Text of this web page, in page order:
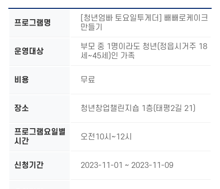
프로그램명
[청년엄빠 토요일투게더] 빼빼로케이크
만들기
운영대상
부모 중 1명이라도 청년(정읍시거주 18
세~45세)인 가족
비용 무료
장소 청년창업챌린지숍 1층(태평2길 21)
프로그램요일별
시간
오전10시~12시
신청기간 2023-11-01 ~ 2023-11-09